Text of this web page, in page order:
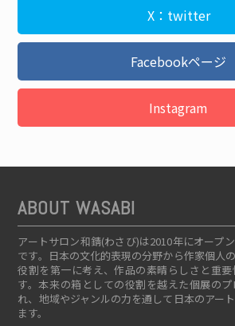
X：twitter
Facebookページ
Instagram
ABOUT WASABI
アートサロン和錆(わさび)は2010年にオープ
です。日本の文化的表現の分野から作家個人
役割を第一に考え、作品の素晴らしさと重
す。本来の箱としての役割を越えた個展の
れ、地域やジャンルの力を通して日本のアー
ます。